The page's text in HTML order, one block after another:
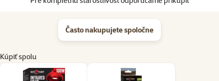
Často nakupujete spoločne
Kúpiť spolu